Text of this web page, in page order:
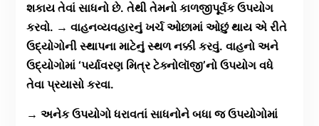
શકાય તેવાં સાધનો છે. તેથી તેમનો કાળજીપૂર્વક ઉપયોગ
કરવો. → વાહનવ્યવહારનું ખર્ચ ઓછામાં ઓછું થાય એ રીતે
ઉદ્યોગોની સ્થાપના માટેનું સ્થળ નક્કી કરવું. વાહનો અને
ઉદ્યોગોમાં ‘પર્યાવરણ મિત્ર ટેક્નોલૉજી’નો ઉપયોગ વધે
તેવા પ્રયાસો કરવા.
→ અનેક ઉપયોગો ધરાવતાં સાધનોને બધા જ ઉપયોગોમાં